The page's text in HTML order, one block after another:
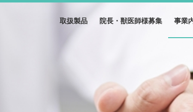
取扱製品 院長・獣医師様募集 事業